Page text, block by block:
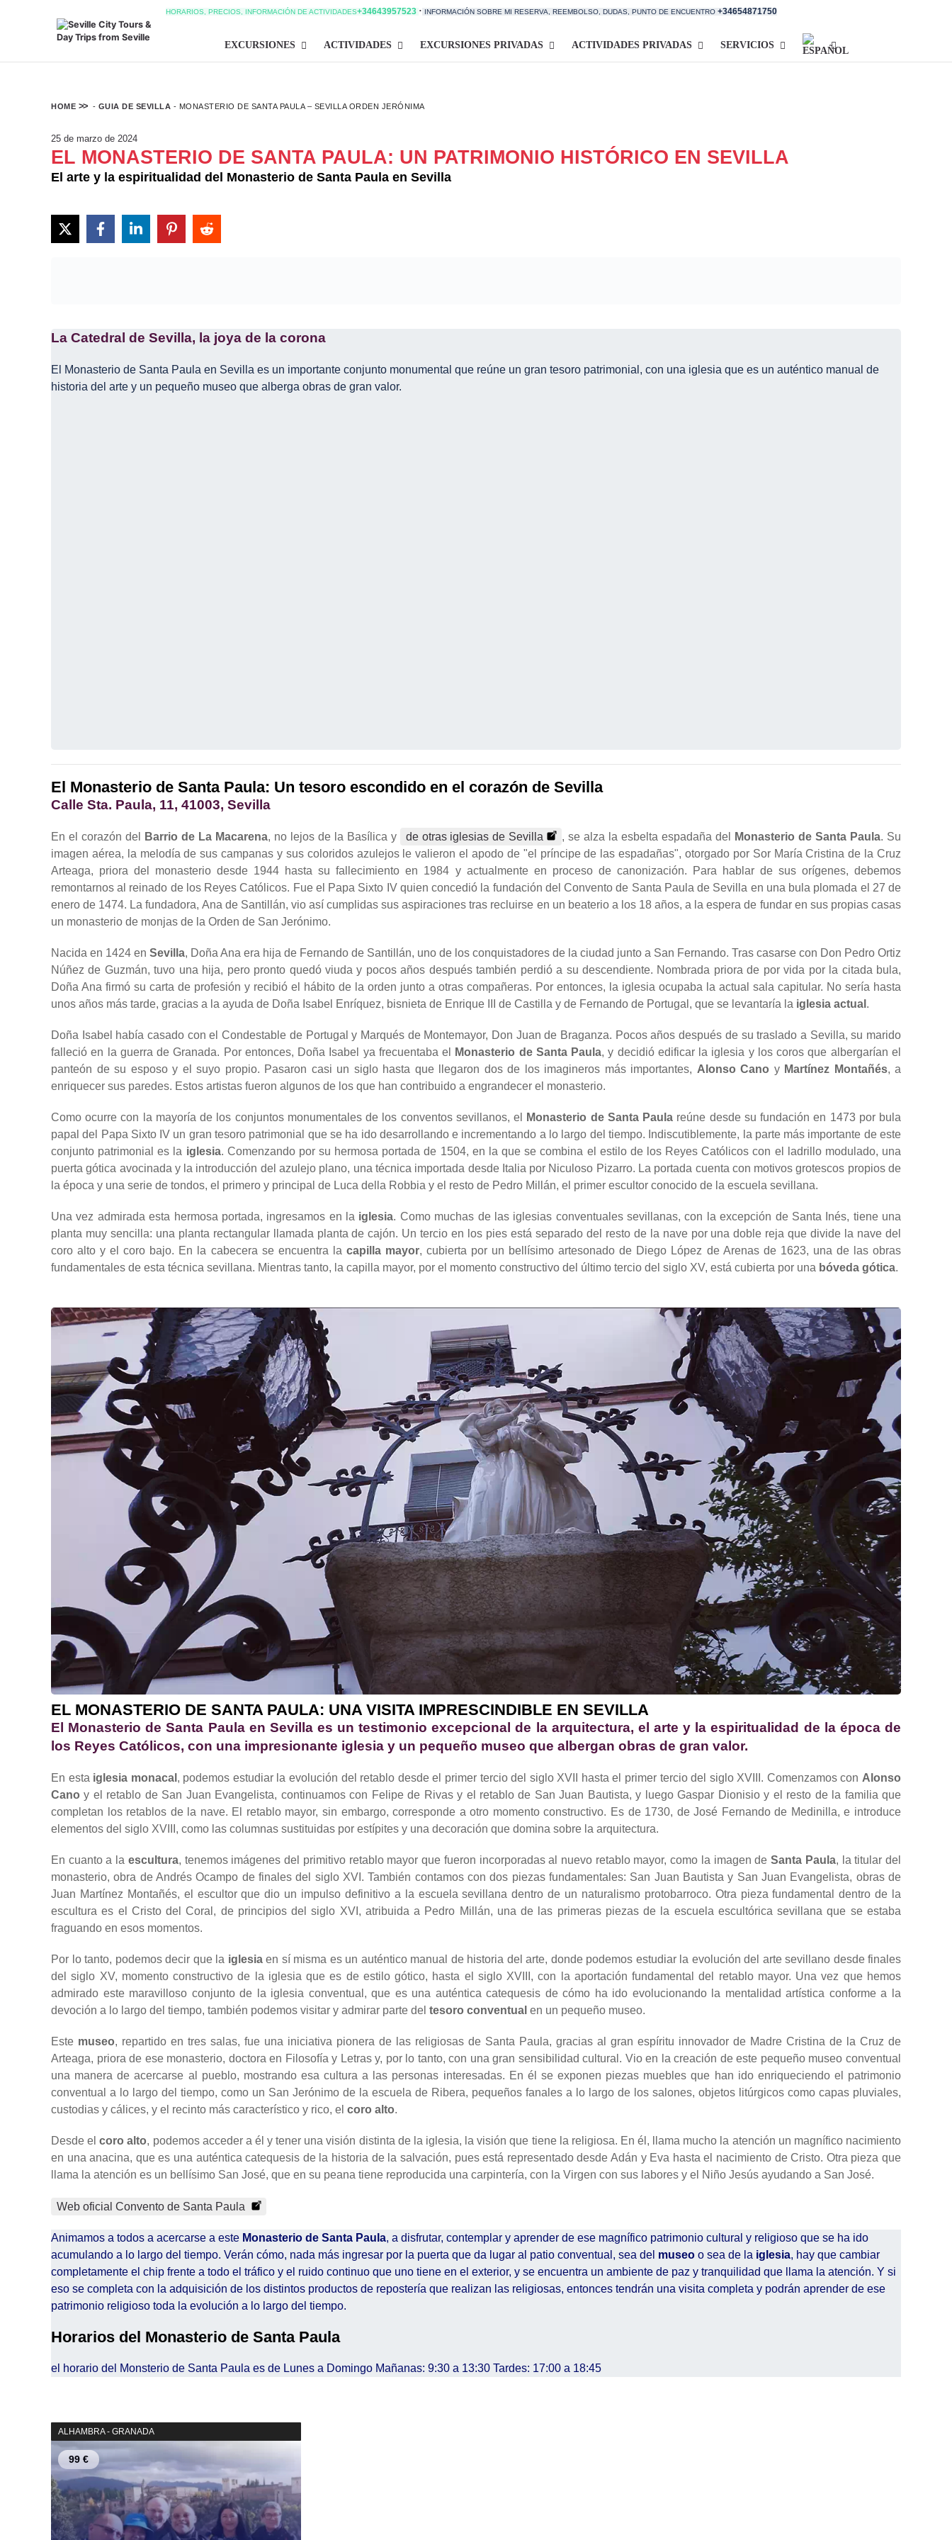
HORARIOS, PRECIOS, INFORMACIÓN DE ACTIVIDADES+34643957523 · INFORMACIÓN SOBRE MI RESERVA, REEMBOLSO, DUDAS, PUNTO DE ENCUENTRO +34654871750
EXCURSIONES ACTIVIDADES EXCURSIONES PRIVADAS ACTIVIDADES PRIVADAS SERVICIOS
HOME - GUIA DE SEVILLA - MONASTERIO DE SANTA PAULA – SEVILLA ORDEN JERÓNIMA
25 de marzo de 2024
EL MONASTERIO DE SANTA PAULA: UN PATRIMONIO HISTÓRICO EN SEVILLA
El arte y la espiritualidad del Monasterio de Santa Paula en Sevilla
La Catedral de Sevilla, la joya de la corona
El Monasterio de Santa Paula en Sevilla es un importante conjunto monumental que reúne un gran tesoro patrimonial, con una iglesia que es un auténtico manual de
historia del arte y un pequeño museo que alberga obras de gran valor.
El Monasterio de Santa Paula: Un tesoro escondido en el corazón de Sevilla
Calle Sta. Paula, 11, 41003, Sevilla
En el corazón del Barrio de La Macarena, no lejos de la Basílica y de otras iglesias de Sevilla , se alza la esbelta espadaña del Monasterio de Santa Paula. Su
imagen aérea, la melodía de sus campanas y sus coloridos azulejos le valieron el apodo de "el príncipe de las espadañas", otorgado por Sor María Cristina de la Cruz
Arteaga, priora del monasterio desde 1944 hasta su fallecimiento en 1984 y actualmente en proceso de canonización. Para hablar de sus orígenes, debemos
remontarnos al reinado de los Reyes Católicos. Fue el Papa Sixto IV quien concedió la fundación del Convento de Santa Paula de Sevilla en una bula plomada el 27 de
enero de 1474. La fundadora, Ana de Santillán, vio así cumplidas sus aspiraciones tras recluirse en un beaterio a los 18 años, a la espera de fundar en sus propias casas
un monasterio de monjas de la Orden de San Jerónimo.
Nacida en 1424 en Sevilla, Doña Ana era hija de Fernando de Santillán, uno de los conquistadores de la ciudad junto a San Fernando. Tras casarse con Don Pedro Ortiz
Núñez de Guzmán, tuvo una hija, pero pronto quedó viuda y pocos años después también perdió a su descendiente. Nombrada priora de por vida por la citada bula,
Doña Ana firmó su carta de profesión y recibió el hábito de la orden junto a otras compañeras. Por entonces, la iglesia ocupaba la actual sala capitular. No sería hasta
unos años más tarde, gracias a la ayuda de Doña Isabel Enríquez, bisnieta de Enrique III de Castilla y de Fernando de Portugal, que se levantaría la iglesia actual .
Doña Isabel había casado con el Condestable de Portugal y Marqués de Montemayor, Don Juan de Braganza. Pocos años después de su traslado a Sevilla, su marido
falleció en la guerra de Granada. Por entonces, Doña Isabel ya frecuentaba el
Monasterio de Santa Paula, y decidió edificar la iglesia y los coros que albergarían el
panteón de su esposo y el suyo propio. Pasaron casi un siglo hasta que llegaron dos de los imagineros más importantes, Alonso Cano y Martínez Montañés, a
enriquecer sus paredes. Estos artistas fueron algunos de los que han contribuido a engrandecer el monasterio.
Como ocurre con la mayoría de los conjuntos monumentales de los conventos sevillanos, el Monasterio de Santa Paula reúne desde su fundación en 1473 por bula
papal del Papa Sixto IV un gran tesoro patrimonial que se ha ido desarrollando e incrementando a lo largo del tiempo. Indiscutiblemente, la parte más importante de este
conjunto patrimonial es la iglesia. Comenzando por su hermosa portada de 1504, en la que se combina el estilo de los Reyes Católicos con el ladrillo modulado, una
puerta gótica avocinada y la introducción del azulejo plano, una técnica importada desde Italia por Niculoso Pizarro. La portada cuenta con motivos grotescos propios de
la época y una serie de tondos, el primero y principal de Luca della Robbia y el resto de Pedro Millán, el primer escultor conocido de la escuela sevillana.
Una vez admirada esta hermosa portada, ingresamos en la iglesia. Como muchas de las iglesias conventuales sevillanas, con la excepción de Santa Inés, tiene una
planta muy sencilla: una planta rectangular llamada planta de cajón. Un tercio en los pies está separado del resto de la nave por una doble reja que divide la nave del
coro alto y el coro bajo. En la cabecera se encuentra la capilla mayor, cubierta por un bellísimo artesonado de Diego López de Arenas de 1623, una de las obras
fundamentales de esta técnica sevillana. Mientras tanto, la capilla mayor, por el momento constructivo del último tercio del siglo XV, está cubierta por una bóveda gótica.
EL MONASTERIO DE SANTA PAULA: UNA VISITA IMPRESCINDIBLE EN SEVILLA
El Monasterio de Santa Paula en Sevilla es un testimonio excepcional de la arquitectura, el arte y la espiritualidad de la época de
los Reyes Católicos, con una impresionante iglesia y un pequeño museo que albergan obras de gran valor.
En esta iglesia monacal , podemos estudiar la evolución del retablo desde el primer tercio del siglo XVII hasta el primer tercio del siglo XVIII. Comenzamos con Alonso
Cano y el retablo de San Juan Evangelista, continuamos con Felipe de Rivas y el retablo de San Juan Bautista, y luego Gaspar Dionisio y el resto de la familia que
completan los retablos de la nave. El retablo mayor, sin embargo, corresponde a otro momento constructivo. Es de 1730, de José Fernando de Medinilla, e introduce
elementos del siglo XVIII, como las columnas sustituidas por estípites y una decoración que domina sobre la arquitectura.
En cuanto a la escultura, tenemos imágenes del primitivo retablo mayor que fueron incorporadas al nuevo retablo mayor, como la imagen deSanta Paula, la titular del
monasterio, obra de Andrés Ocampo de finales del siglo XVI. También contamos con dos piezas fundamentales: San Juan Bautista y San Juan Evangelista, obras de
Juan Martínez Montañés, el escultor que dio un impulso definitivo a la escuela sevillana dentro de un naturalismo protobarroco. Otra pieza fundamental dentro de la
escultura es el Cristo del Coral, de principios del siglo XVI, atribuida a Pedro Millán, una de las primeras piezas de la escuela escultórica sevillana que se estaba
fraguando en esos momentos.
Por lo tanto, podemos decir que la iglesiaen sí misma es un auténtico manual de historia del arte, donde podemos estudiar la evolución del arte sevillano desde finales
del siglo XV, momento constructivo de la iglesia que es de estilo gótico, hasta el siglo XVIII, con la aportación fundamental del retablo mayor. Una vez que hemos
admirado este maravilloso conjunto de la iglesia conventual, que es una auténtica catequesis de cómo ha ido evolucionando la mentalidad artística conforme a la
devoción a lo largo del tiempo, también podemos visitar y admirar parte del tesoro conventual en un pequeño museo.
Este museo, repartido en tres salas, fue una iniciativa pionera de las religiosas de Santa Paula, gracias al gran espíritu innovador de Madre Cristina de la Cruz de
Arteaga, priora de ese monasterio, doctora en Filosofía y Letras y, por lo tanto, con una gran sensibilidad cultural. Vio en la creación de este pequeño museo conventual
una manera de acercarse al pueblo, mostrando esa cultura a las personas interesadas. En él se exponen piezas muebles que han ido enriqueciendo el patrimonio
conventual a lo largo del tiempo, como un San Jerónimo de la escuela de Ribera, pequeños fanales a lo largo de los salones, objetos litúrgicos como capas pluviales,
custodias y cálices, y el recinto más característico y rico, el coro alto.
Desde elcoro alto, podemos acceder a él y tener una visión distinta de la iglesia, la visión que tiene la religiosa. En él, llama mucho la atención un magnífico nacimiento
en una anacina, que es una auténtica catequesis de la historia de la salvación, pues está representado desde Adán y Eva hasta el nacimiento de Cristo. Otra pieza que
llama la atención es un bellísimo San José, que en su peana tiene reproducida una carpintería, con la Virgen con sus labores y el Niño Jesús ayudando a San José.
Web oficial Convento de Santa Paula
Animamos a todos a acercarse a este Monasterio de Santa Paula, a disfrutar, contemplar y aprender de ese magnífico patrimonio cultural y religioso que se ha ido
acumulando a lo largo del tiempo. Verán cómo, nada más ingresar por la puerta que da lugar al patio conventual, sea del museo o sea de la iglesia, hay que cambiar
completamente el chip frente a todo el tráfico y el ruido continuo que uno tiene en el exterior, y se encuentra un ambiente de paz y tranquilidad que llama la atención. Y si
eso se completa con la adquisición de los distintos productos de repostería que realizan las religiosas, entonces tendrán una visita completa y podrán aprender de ese
patrimonio religioso toda la evolución a lo largo del tiempo.
Horarios del Monasterio de Santa Paula
el horario del Monsterio de Santa Paula es de Lunes a Domingo Mañanas: 9:30 a 13:30 Tardes: 17:00 a 18:45
ALHAMBRA - GRANADA
99 €